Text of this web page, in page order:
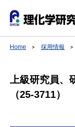
Home 採用情報
上級研究員、
（25-3711）